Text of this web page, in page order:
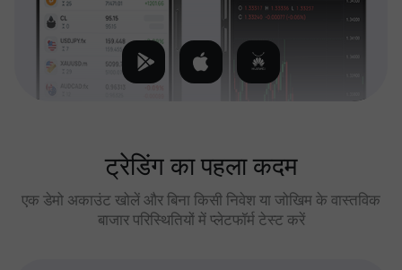
ट्रेडिंग का पहला कदम
एक डेमो अकाउंट खोलें और बिना किसी निवेश या जोखिम के वास्तविक
बाजार परिस्थितियों में प्लेटफॉर्म टेस्ट करें